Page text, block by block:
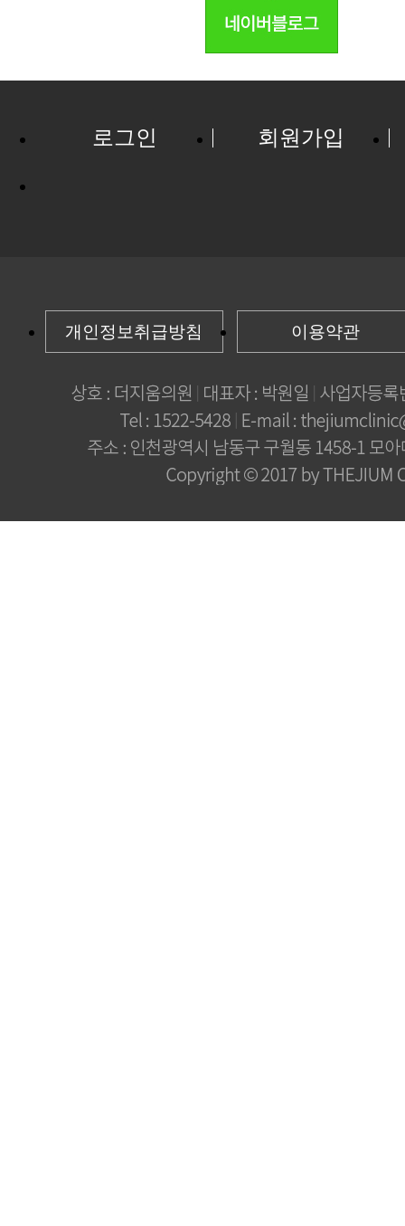
로그인 회원가입
개인정보취급방침 이용약관